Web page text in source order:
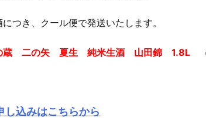
につき、クール便で発送いたします。
蔵 二の矢 夏生 純米生酒 山田錦 1.8L
し込みはこちらから